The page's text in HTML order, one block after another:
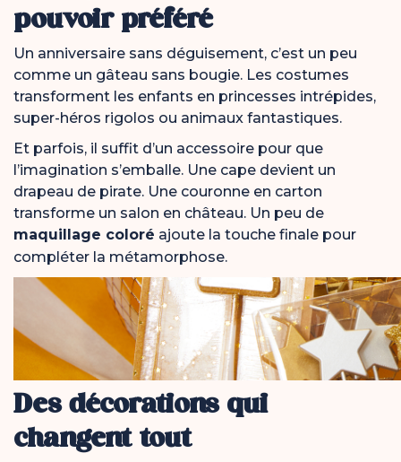
pouvoir préféré
Un anniversaire sans déguisement, c’est un peu
comme un gâteau sans bougie. Les costumes
transforment les enfants en princesses intrépides,
super-héros rigolos ou animaux fantastiques.
Et parfois, il suffit d’un accessoire pour que
l’imagination s’emballe. Une cape devient un
drapeau de pirate. Une couronne en carton
transforme un salon en château. Un peu de
maquillage coloré ajoute la touche finale pour
compléter la métamorphose.
Des décorations qui
changent tout